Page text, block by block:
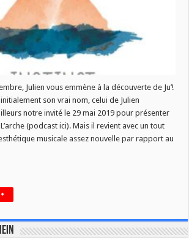
Julien vous emmène à la découverte de Ju’!
initialement son vrai nom, celui de Julien
notre invité le 29 mai 2019 pour présenter
(podcast ici). Mais il revient avec un tout
musicale assez nouvelle par rapport au